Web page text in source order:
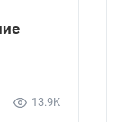
13.9K